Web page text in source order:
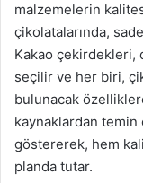
malzemelerin
çikolatalarında,
Kakao çekirdekleri,
seçilir ve her biri,
bulunacak
kaynaklardan
göstererek, hem
planda tutar.